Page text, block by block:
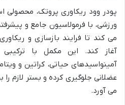
پودر وود ریکاوری پروتک،
ورزشی، با فرمولاسیون جامع و
می کند تا فرایند بازسازی و
آغاز کند. این مکمل با
آمینواسیدهای حیاتی، کراتین و
عضلانی جلوگیری کرده و بستر لازم
می آورد.